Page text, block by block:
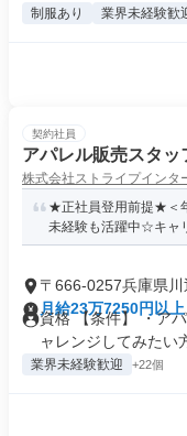
制服あり 業界未経験歓
契約社員
アパレル販売スタッ
株式会社ストライプインタ
★正社員登用前提★＜
未経験も活躍中☆キャ
〒666-0257兵庫県
月給23万7250円以上
資格 【条件】 ・ア
ャレンジしてみたい
業界未経験歓迎 +22個